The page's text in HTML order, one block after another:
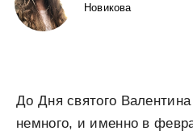
Новикова
До Дня святого
немного, и именно в